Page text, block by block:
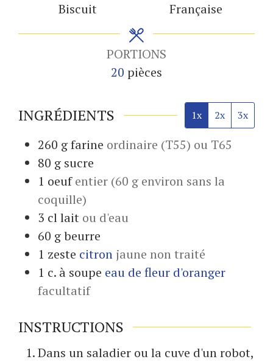
Biscuit
Française
PORTIONS
20 pièces
INGRÉDIENTS 1x 2x 3x
260 gfarine ordinaire (T55) ou T65
80 g sucre
1 oeuf entier (60 g environ sans la
coquille)
3 cllait ou d'eau
60 gbeurre
1 zeste citron jaune non traité
1 c. à soupe eau de fleur d'oranger
facultatif
INSTRUCTIONS
Dans un saladier ou la cuve d'un robot,